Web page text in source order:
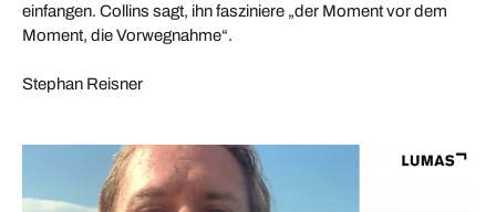
einfangen. Collins sagt, ihn fasziniere „der Moment vor dem
Moment, die Vorwegnahme“.
Stephan Reisner